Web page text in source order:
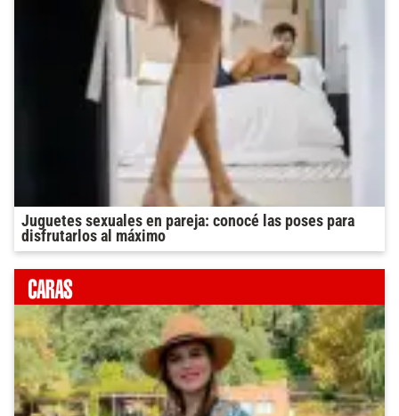
Juguetes sexuales en pareja: conocé las poses para
disfrutarlos al máximo